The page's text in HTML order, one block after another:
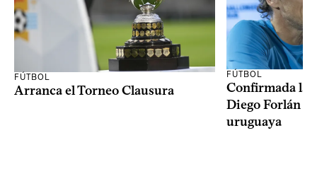
FÚTBOL
Arranca el Torneo Clausura
FÚTBOL
Confirmada la
Diego Forlán
uruguaya